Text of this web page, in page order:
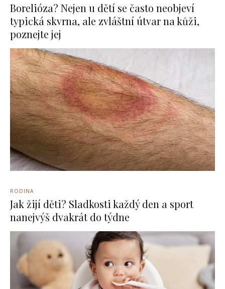
Borelióza? Nejen u dětí se často neobjeví
typická skvrna, ale zvláštní útvar na kůži,
poznejte jej
RODINA
Jak žijí děti? Sladkosti každý den a sport
nanejvýš dvakrát do týdne